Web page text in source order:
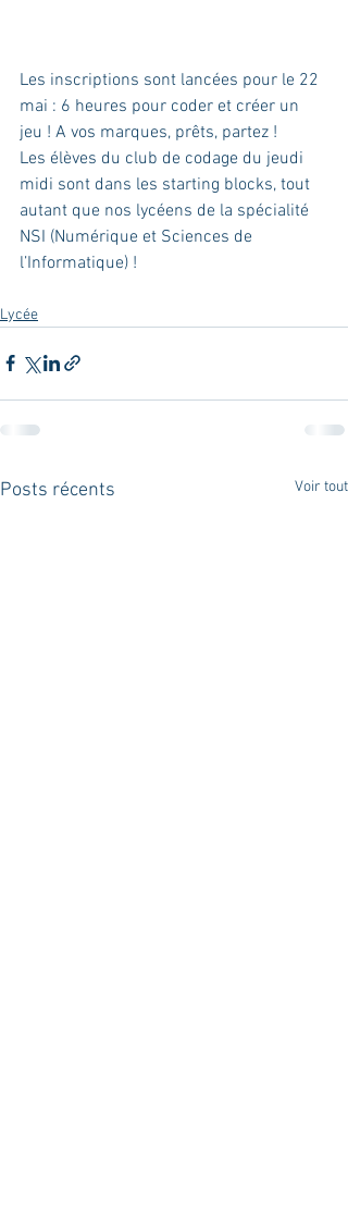
Les inscriptions sont lancées pour le 22
mai : 6 heures pour coder et créer un
jeu ! A vos marques, prêts, partez !
Les élèves du club de codage du jeudi
midi sont dans les starting blocks, tout
autant que nos lycéens de la spécialité
NSI (Numérique et Sciences de
l’Informatique) !
Lycée
Posts récents Voir tout